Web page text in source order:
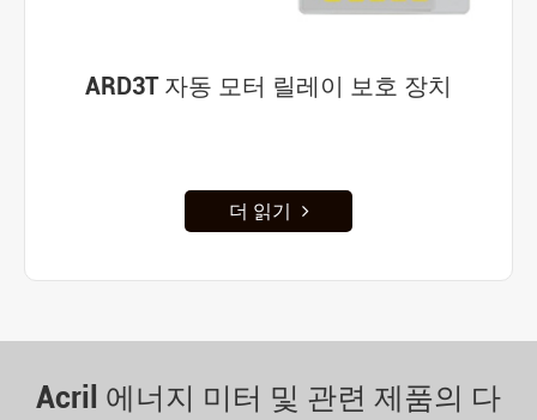
ARD3T 자동 모터 릴레이 보호 장치
더 읽기
Acril 에너지 미터 및 관련 제품의 다